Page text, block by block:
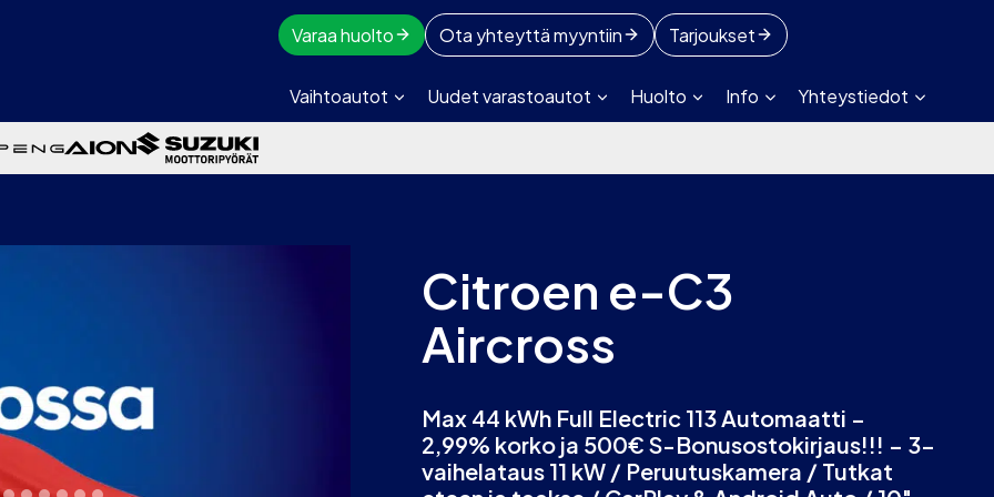
Varaa huolto Ota yhteyttä myyntiin Tarjoukset
Vaihtoautot Uudet varastoautot Huolto Info Yhteystiedot
Citroen e-C3
Aircross
Max 44 kWh Full Electric 113 Automaatti –
2,99% korko ja 500€ S-Bonusostokirjaus!!! – 3-
vaihelataus 11 kW / Peruutuskamera / Tutkat